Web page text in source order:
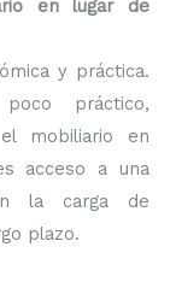
en lugar de
y práctica.
práctico,
mobiliario en
acceso a una
la carga de
plazo.